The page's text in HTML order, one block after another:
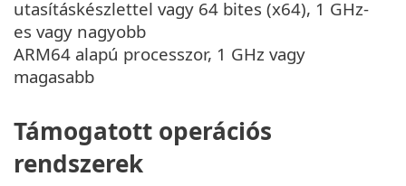
utasításkészlettel vagy 64 bites (x64), 1 GHz-
es vagy nagyobb
ARM64 alapú processzor, 1 GHz vagy
magasabb
Támogatott operációs
rendszerek